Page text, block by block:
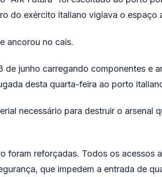
do exército italiano vigiava o espaço
ancorou no cais.
de junho carregando componentes e
desta quarta-feira ao porto
necessário para destruir o arsenal
foram reforçadas. Todos os acessos
que impedem a entrada de